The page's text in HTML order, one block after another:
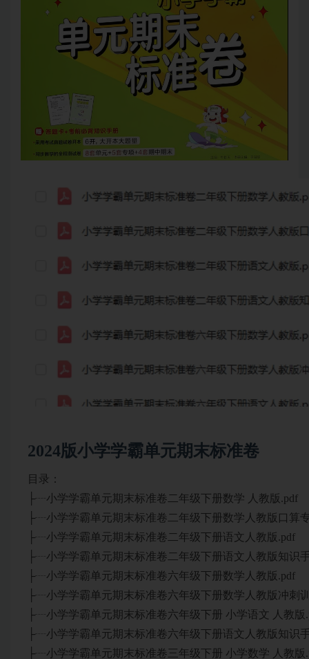
2024版小学学霸单元期末标准卷
目录：
├┈小学学霸单元期末标准卷二年级下册数学 人教版.pdf
├┈小学学霸单元期末标准卷二年级下册数学人教版口算
├┈小学学霸单元期末标准卷二年级下册语文人教版.pdf
├┈小学学霸单元期末标准卷二年级下册语文人教版知识
├┈小学学霸单元期末标准卷六年级下册数学人教版.pdf
├┈小学学霸单元期末标准卷六年级下册数学人教版冲刺
├┈小学学霸单元期末标准卷六年级下册 小学语文 人教版
├┈小学学霸单元期末标准卷六年级下册语文人教版知识
├┈小学学霸单元期末标准卷三年级下册 小学数学 人教版